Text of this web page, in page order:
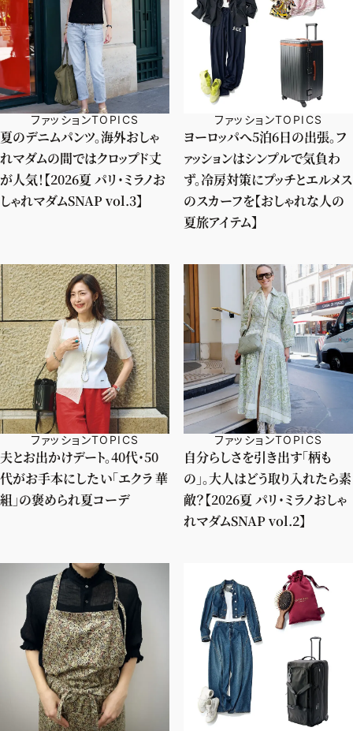
ファッションTOPICS
夏のデニムパンツ。海外おしゃ
れマダムの間ではクロップド丈
が人気！【2026夏 パリ・ミラノお
しゃれマダムSNAP vol.3】
ファッションTOPICS
ヨーロッパへ5泊6日の出張。フ
ァッションはシンプルで気負わ
ず。冷房対策にプッチとエルメス
のスカーフを【おしゃれな人の
夏旅アイテム】
ファッションTOPICS
夫とお出かけデート。40代・50
代がお手本にしたい「エクラ 華
組」の褒められ夏コーデ
ファッションTOPICS
自分らしさを引き出す「柄も
の」。大人はどう取り入れたら素
敵？【2026夏 パリ・ミラノおしゃ
れマダムSNAP vol.2】